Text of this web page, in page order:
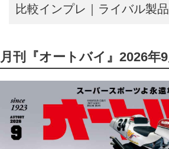
比較インプレ｜ライバル製
月刊『オートバイ』2026年